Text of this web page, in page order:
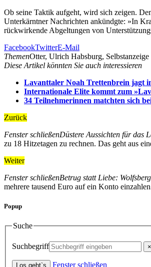
Ob seine Taktik aufgeht, wird sich zeigen.
Unterkärntner Nachrichten ankündgte: »In
rückwirkende Abgeltungen von
FacebookTwitterE-Mail
ThemenOtter, Ulrich Habsburg, Selbstanzeige
Diese Artikel könnten Sie auch interessieren
Lavanttaler Noah Trettenbrein jagt
Internationale Elite kommt zum
34 Teilnehmerinnen matchten sich
Zurück
Fenster schließenDüstere Aussichten für das
zu 18 Hitzetagen zu rechnen. Das geht aus
Weiter
Fenster schließenBetrug statt Liebe:
mehrere tausend Euro auf ein Konto
Popup
Suche
Suchbegriff
Fenster schließen